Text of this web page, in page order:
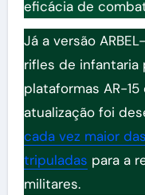
eficácia de
Já a versão
rifles de infantaria
plataformas AR-
atualização foi
cada vez maior
tripuladas para a
militares.